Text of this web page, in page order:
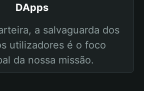
DApps
a salvaguarda dos
utilizadores é o foco
da nossa missão.